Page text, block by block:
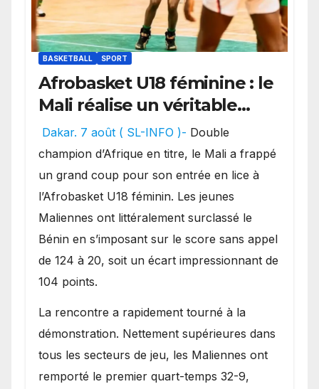
BASKETBALL SPORT
Afrobasket U18 féminine : le
Mali réalise un véritable
festival offensif et inflige
une lourde défaite au
Bénin.
Dakar. 7 août ( SL-INFO )- Double
champion d’Afrique en titre, le Mali a frappé
un grand coup pour son entrée en lice à
l’Afrobasket U18 féminin. Les jeunes
Maliennes ont littéralement surclassé le
Bénin en s’imposant sur le score sans appel
de 124 à 20, soit un écart impressionnant de
104 points.
La rencontre a rapidement tourné à la
démonstration. Nettement supérieures dans
tous les secteurs de jeu, les Maliennes ont
remporté le premier quart-temps 32-9,